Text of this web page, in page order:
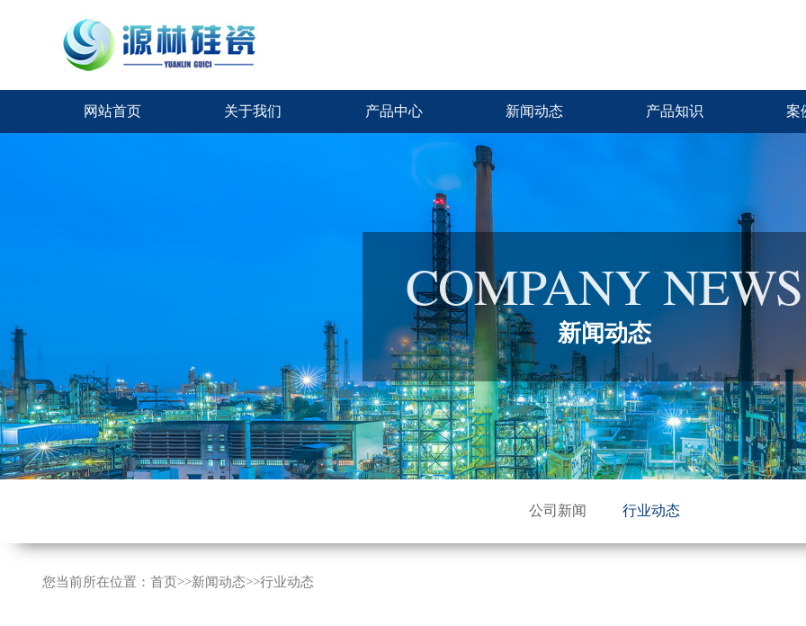
网站首页 关于我们 产品中心 新闻动态 产品知识 案
COMPANY NEWS
新闻动态
公司新闻 行业动态
您当前所在位置： 首页>>新闻动态>>行业动态